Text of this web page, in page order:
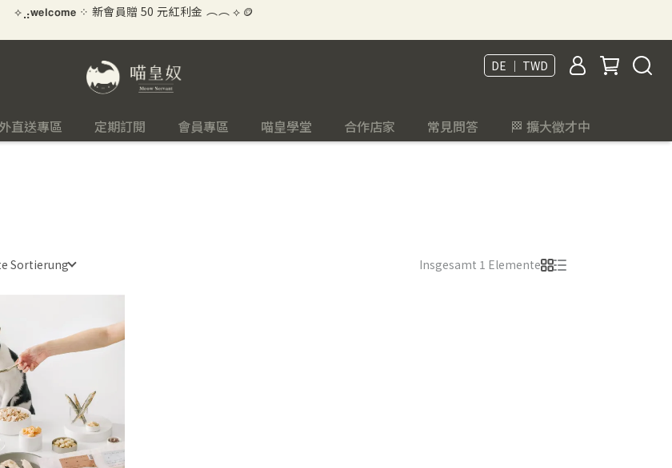
\ ★☆ 好評募集中！賺 10 元紅利金 ☆★ /
DE ｜ TWD
直送專區 定期訂閱 會員專區 喵皇學堂 合作店家 常見問答 🏁 擴大徵才中
Sortierung Insgesamt 1 Elemente